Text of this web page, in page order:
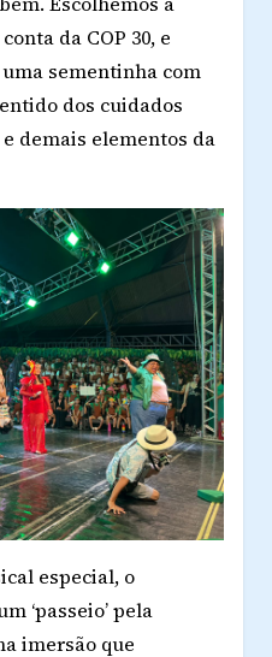
da COP 30, e
sementinha com
dos cuidados
demais elementos da
especial, o
‘passeio’ pela
imersão que